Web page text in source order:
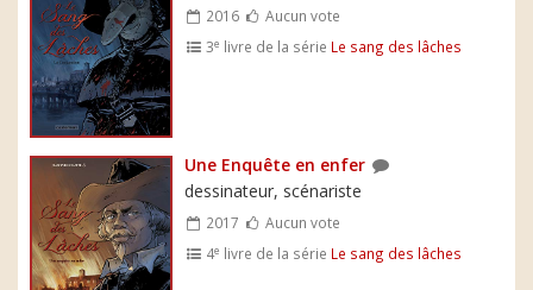
2016
Aucun vote
3e livre de la série Le sang des lâches
Une Enquête en enfer
dessinateur, scénariste
2017
Aucun vote
4e livre de la série Le sang des lâches